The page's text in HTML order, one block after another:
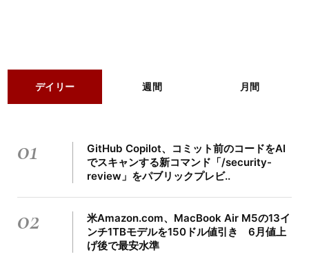
デイリー 週間 月間
01
GitHub Copilot、コミット前のコードをAI
でスキャンする新コマンド「/security-
review」をパブリックプレビ..
02
米Amazon.com、MacBook Air M5の13イ
ンチ1TBモデルを150ドル値引き 6月値上
げ後で最安水準